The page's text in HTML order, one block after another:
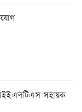
সহায়ক